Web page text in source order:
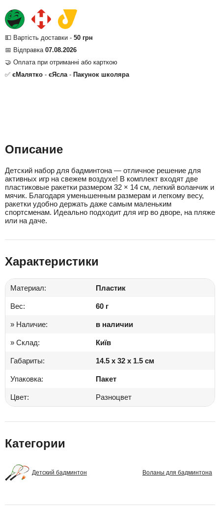
💵 Вартість доставки - 50 грн
📅 Відправка 07.08.2026
🤝 Оплата при отриманні або карткою
✅ єМалятко - єЯсла- Пакунок школяра
Описание
Детский набор для бадминтона — отличное решение для
активных игр на свежем воздухе! В комплект входят две
пластиковые ракетки размером 32 × 14 см, легкий воланчик и
мячик. Благодаря уменьшенным размерам и легкому весу,
ракетки удобно держать даже самым маленьким
спортсменам. Идеально подходит для игр во дворе, на пляже
или на даче.
Характеристики
Материал: Пластик
Вес: 60 г
» Наличие: в наличии
» Склад: Київ
Габариты: 14.5 x 32 x 1.5 см
Упаковка: Пакет
Цвет: Разноцвет
Категории
Детский бадминтон Воланы для бадминтона